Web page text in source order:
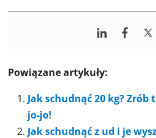
Powiązane artykuły:
Jak schudnąć 20 kg? Zrób
jo-jo!
Jak schudnąć z ud i je